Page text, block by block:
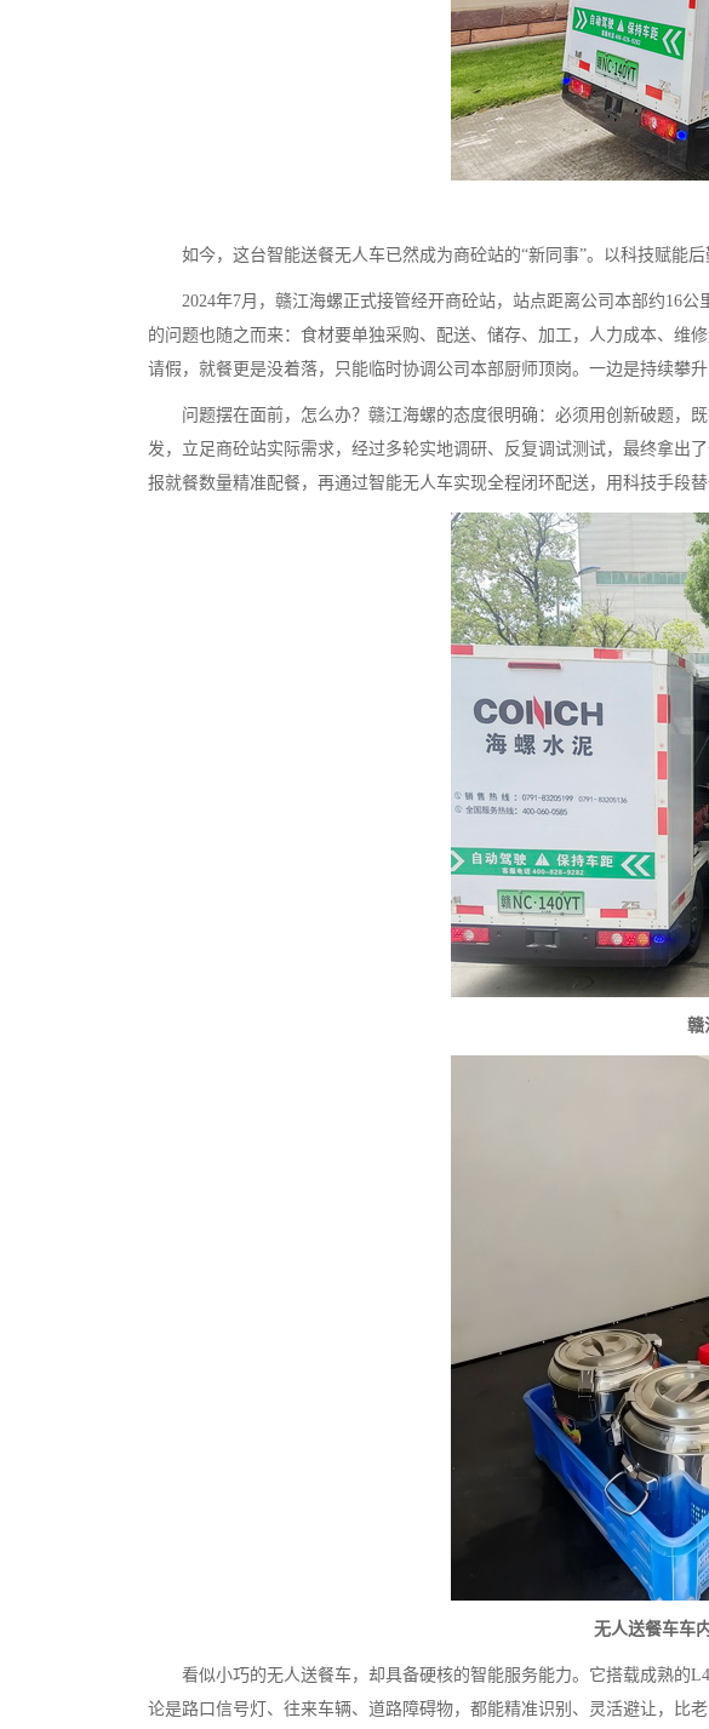
如今，这台智能送餐无人车已然成为商砼站的“新同事”。以科技赋能后
2024年7月，赣江海螺正式接管经开商砼站，站点距离公司本部约16公
的问题也随之而来：食材要单独采购、配送、储存、加工，人力成本、维
请假，就餐更是没着落，只能临时协调公司本部厨师顶岗。一边是持续攀
问题摆在面前，怎么办？赣江海螺的态度很明确：必须用创新破题，既
发，立足商砼站实际需求，经过多轮实地调研、反复调试测试，最终拿出
报就餐数量精准配餐，再通过智能无人车实现全程闭环配送，用科技手段
赣
无人送餐车车
看似小巧的无人送餐车，却具备硬核的智能服务能力。它搭载成熟的L4
论是路口信号灯、往来车辆、道路障碍物，都能精准识别、灵活避让，比